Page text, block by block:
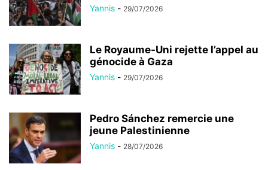
Yannis - 29/07/2026
Le Royaume-Uni rejette l’appel au
génocide à Gaza
Yannis - 29/07/2026
Pedro Sánchez remercie une
jeune Palestinienne
Yannis - 28/07/2026